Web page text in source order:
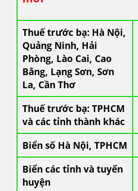
Thuế trước bạ: Hà Nội,
Quảng Ninh, Hải
Phòng, Lào Cai, Cao
Bằng, Lạng Sơn, Sơn
La, Cần Thơ
Thuế trước bạ: TPHCM
và các tỉnh thành khác
Biển số Hà Nội, TPHCM
Biển các tỉnh và tuyến
huyện